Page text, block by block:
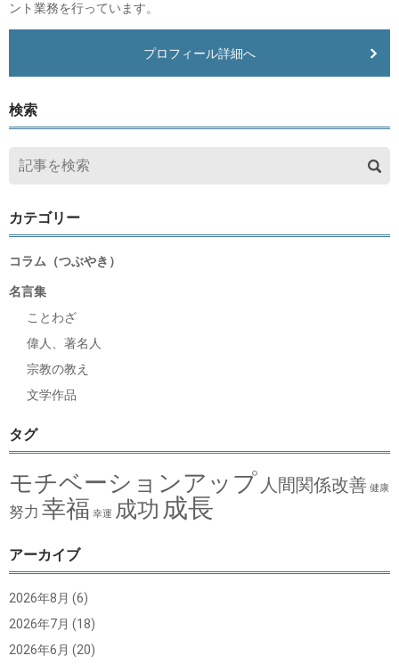
ント業務を行っています。
プロフィール詳細へ
検索
カテゴリー
コラム（つぶやき）
名言集
ことわざ
偉人、著名人
宗教の教え
文学作品
タグ
モチベーションアップ 人間関係改善 健康
努力 幸福 幸運 成功 成長
アーカイブ
2026年8月 (6)
2026年7月 (18)
2026年6月 (20)